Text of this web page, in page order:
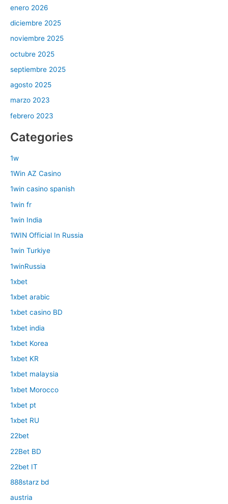
enero 2026
diciembre 2025
noviembre 2025
octubre 2025
septiembre 2025
agosto 2025
marzo 2023
febrero 2023
Categories
1w
1Win AZ Casino
1win casino spanish
1win fr
1win India
1WIN Official In Russia
1win Turkiye
1winRussia
1xbet
1xbet arabic
1xbet casino BD
1xbet india
1xbet Korea
1xbet KR
1xbet malaysia
1xbet Morocco
1xbet pt
1xbet RU
22bet
22Bet BD
22bet IT
888starz bd
austria